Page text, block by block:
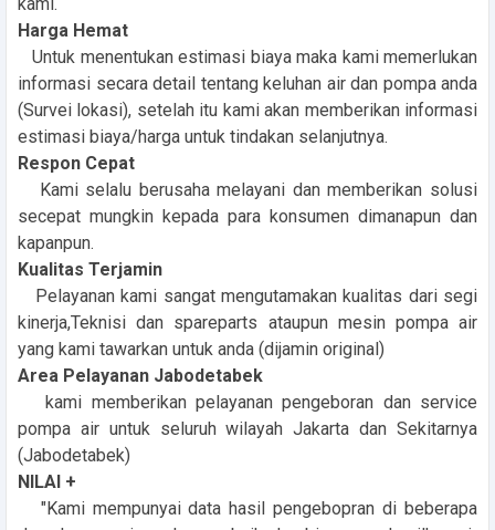
Harga Hemat
Untuk menentukan estimasi biaya maka kami memerlukan
informasi secara detail tentang keluhan air dan pompa anda
(Survei lokasi), setelah itu kami akan memberikan informasi
estimasi biaya/harga untuk tindakan selanjutnya.
Respon Cepat
Kami selalu berusaha melayani dan memberikan solusi
secepat mungkin kepada para konsumen dimanapun dan
kapanpun.
Kualitas Terjamin
Pelayanan kami sangat mengutamakan kualitas dari segi
kinerja,Teknisi dan spareparts ataupun mesin pompa air
yang kami tawarkan untuk anda (dijamin original)
Area Pelayanan Jabodetabek
kami memberikan pelayanan pengeboran dan service
pompa air untuk seluruh wilayah Jakarta dan Sekitarnya
(Jabodetabek)
NILAI +
"Kami mempunyai data hasil pengebopran di beberapa